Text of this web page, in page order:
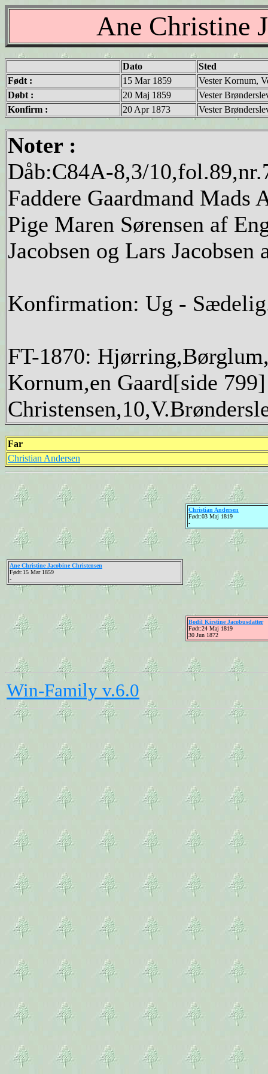
Ane Christine
Dato
Sted
Født :
15 Mar 1859
Vester Kornum,
Døbt :
20 Maj 1859
Vester
Konfirm :
20 Apr 1873 Vester
Noter :
Dåb:C84A-8,3/
Faddere Gaardmand Mads
Pige Maren Sørensen af
Jacobsen og Lars Jacobsen
Konfirmation: Ug -
FT-1870:
Kornum,en Gaard[side
Far
Christian Andersen
Ane Christine Jacobine Christensen
Født:15 Mar 1859
-
Christian Andersen
Født:03 Maj 1819
-
Bodil Kirstine Jacobusdatter
Født:24 Maj 1819
30 Jun 1872
Win-Family v.6.0